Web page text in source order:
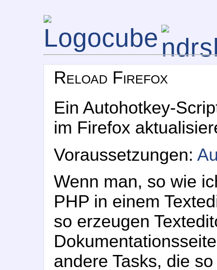
Reload Firefox
Ein Autohotkey-
im Firefox
Voraussetzungen:
Wenn man, so wie
PHP in einem
so erzeugen
andere Tasks, die